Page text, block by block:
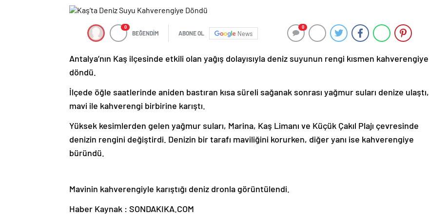
0
BEĞENDİM ABONE OL News
0
Antalya’nın Kaş ilçesinde etkili olan yağış dolayısıyla deniz suyunun rengi kısmen kahverengiye
döndü.
İlçede öğle saatlerinde aniden bastıran kısa süreli sağanak sonrası yağmur suları denize ulaştı,
mavi ile kahverengi birbirine karıştı.
Yüksek kesimlerden gelen yağmur suları, Marina, Kaş Limanı ve Küçük Çakıl Plajı çevresinde
denizin rengini değiştirdi. Denizin bir tarafı maviliğini korurken, diğer yanı ise kahverengiye
büründü.
Mavinin kahverengiyle karıştığı deniz dronla görüntülendi.
Haber Kaynak : SONDAKIKA.COM